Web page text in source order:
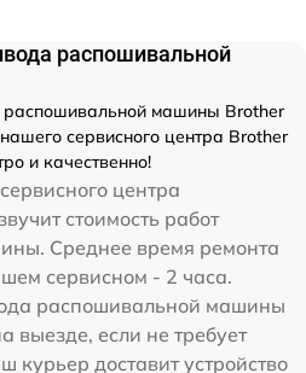
распошивальной
распошивальной машины Brother
сервисного центра Brother
и качественно!
центра
стоимость работ
Среднее время ремонта
сервисном - 2 часа.
распошивальной машины
выезде, если не требует
курьер доставит устройство